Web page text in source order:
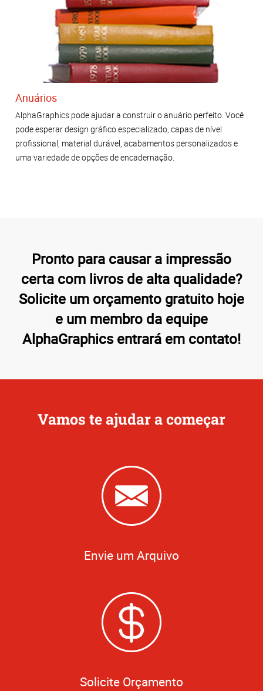
Anuários
AlphaGraphics pode ajudar a construir o anuário perfeito. Você
pode esperar design gráfico especializado, capas de nível
profissional, material durável, acabamentos personalizados e
uma variedade de opções de encadernação.
Pronto para causar a impressão
certa com livros de alta qualidade?
Solicite um orçamento gratuito hoje
e um membro da equipe
AlphaGraphics entrará em contato!
Vamos te ajudar a começar
Envie um Arquivo
Solicite Orçamento